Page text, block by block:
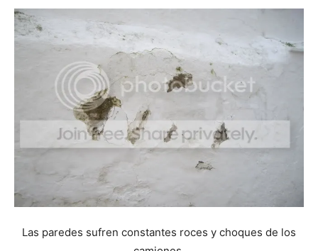
Las paredes sufren constantes roces y choques de los